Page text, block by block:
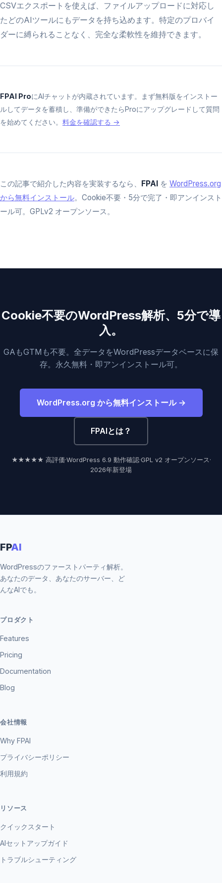
CSVエクスポートを使えば、ファイルアップロードに対応し
たどのAIツールにもデータを持ち込めます。特定のプロバイ
ダーに縛られることなく、完全な柔軟性を維持できます。
FPAI ProにAIチャットが内蔵されています。まず無料版をインストー
ルしてデータを蓄積し、準備ができたらProにアップグレードして質問
を始めてください。 料金を確認する →
この記事で紹介した内容を実装するなら、 FPAI を WordPress.org
から無料インストール。Cookie不要・5分で完了・即アンインスト
ール可。GPLv2 オープンソース。
Cookie不要のWordPress解析、5分で導
入。
GAもGTMも不要。全データをWordPressデータベースに保
存。永久無料・即アンインストール可。
WordPress.org から無料インストール →
FPAIとは？
★★★★★ 高評価·WordPress 6.9 動作確認·GPL v2 オープンソース·
2026年新登場
FPAI
WordPressのファーストパーティ解析。
あなたのデータ、あなたのサーバー、ど
んなAIでも。
プロダクト
Features
Pricing
Documentation
Blog
会社情報
Why FPAI
プライバシーポリシー
利用規約
リソース
クイックスタート
AIセットアップガイド
トラブルシューティング